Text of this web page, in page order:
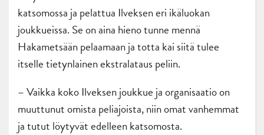
katsomossa ja pelattua Ilveksen eri ikäluokan
joukkueissa. Se on aina hieno tunne mennä
Hakametsään pelaamaan ja totta kai siitä tulee
itselle tietynlainen ekstralataus peliin.
– Vaikka koko Ilveksen joukkue ja organisaatio on
muuttunut omista peliajoista, niin omat vanhemmat
ja tutut löytyvät edelleen katsomosta.